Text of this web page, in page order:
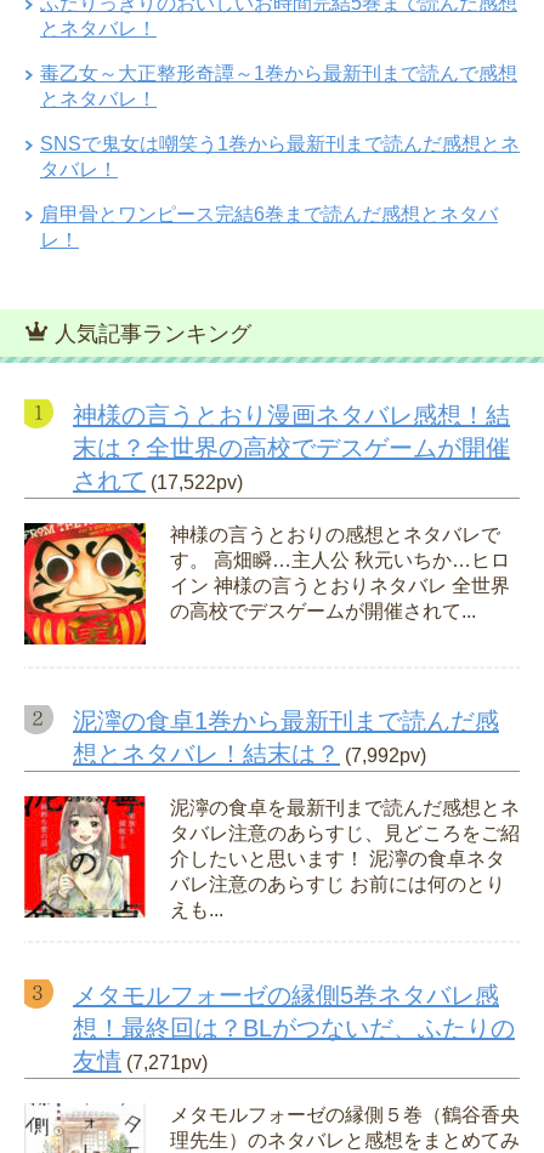
とネタバレ！
毒乙女～大正整形奇譚～1巻から最新刊まで読んで感想
とネタバレ！
SNSで鬼女は嘲笑う1巻から最新刊まで読んだ感想とネ
タバレ！
肩甲骨とワンピース完結6巻まで読んだ感想とネタバ
レ！
人気記事ランキング
神様の言うとおり漫画ネタバレ感想！結
末は？全世界の高校でデスゲームが開催
されて (17,522pv)
神様の言うとおりの感想とネタバレで
す。 高畑瞬…主人公 秋元いちか…ヒロ
イン 神様の言うとおりネタバレ 全世界
の高校でデスゲームが開催されて...
泥濘の食卓1巻から最新刊まで読んだ感
想とネタバレ！結末は？ (7,992pv)
泥濘の食卓を最新刊まで読んだ感想とネ
タバレ注意のあらすじ、見どころをご紹
介したいと思います！ 泥濘の食卓ネタ
バレ注意のあらすじ お前には何のとり
えも...
メタモルフォーゼの縁側5巻ネタバレ感
想！最終回は？BLがつないだ、ふたりの
友情 (7,271pv)
メタモルフォーゼの縁側５巻（鶴谷香央
理先生）のネタバレと感想をまとめてみ